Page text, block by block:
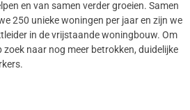
en van samen verder groeien. Samen
250 unieke woningen per jaar en zijn we
in de vrijstaande woningbouw. Om
naar nog meer betrokken, duidelijke